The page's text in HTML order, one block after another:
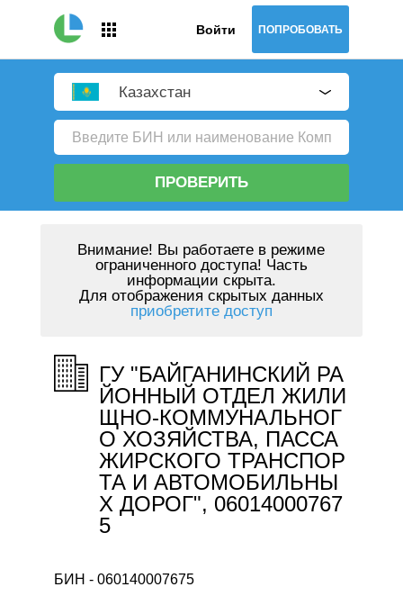
Войти ПОПРОБОВАТЬ
Казахстан
ПРОВЕРИТЬ
Внимание! Вы работаете в режиме
ограниченного доступа! Часть
информации скрыта.
Для отображения скрытых данных
приобретите доступ
ГУ "БАЙГАНИНСКИЙ РА
ЙОННЫЙ ОТДЕЛ ЖИЛИ
ЩНО-КОММУНАЛЬНОГ
О ХОЗЯЙСТВА, ПАССА
ЖИРСКОГО ТРАНСПОР
ТА И АВТОМОБИЛЬНЫ
Х ДОРОГ", 06014000767
5
БИН - 060140007675